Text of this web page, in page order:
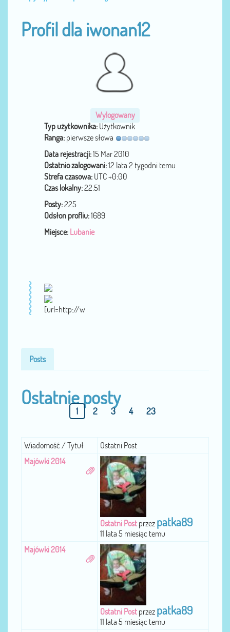
Profil dla iwonan12
Wylogowany
Typ użytkownika: Użytkownik
Ranga: pierwsze słowa
Data rejestracji:15 Mar 2010
Ostatnio zalogowani:12 lata 2 tygodni temu
Strefa czasowa: UTC +0:00
Czas lokalny:22:51
Posty:225
Odsłon profliu:1689
Miejsce: Lubanie
[url=http://w
Posts
Ostatnie posty
1 2 3 4 23
Wiadomość / Tytuł
Ostatni Post
Majówki 2014
Ostatni Post przez patka89
11 lata 5 miesiąc temu
Majówki 2014
Ostatni Post przez patka89
11 lata 5 miesiąc temu